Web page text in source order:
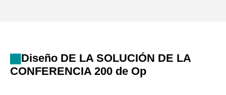
Utilizado con el sistema de control central inteligente, el
sistema ilustra completamente el estándar para
Diseño DE LA SOLUCIÓN DE LA
CONFERENCIA 200 de Op